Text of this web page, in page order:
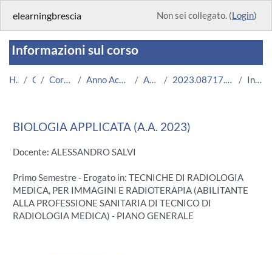
elearningbrescia Non sei collegato. (Login)
Informazioni sul corso
Home Corsi Corsi Istituzionali Anno Accademico 2023/2024 Area Medica 2023.08717.2011.2.U11661.N0_14659 Introduzione
BIOLOGIA APPLICATA (A.A. 2023)
Docente: ALESSANDRO SALVI
Primo Semestre - Erogato in: TECNICHE DI RADIOLOGIA
MEDICA, PER IMMAGINI E RADIOTERAPIA (ABILITANTE
ALLA PROFESSIONE SANITARIA DI TECNICO DI
RADIOLOGIA MEDICA) - PIANO GENERALE